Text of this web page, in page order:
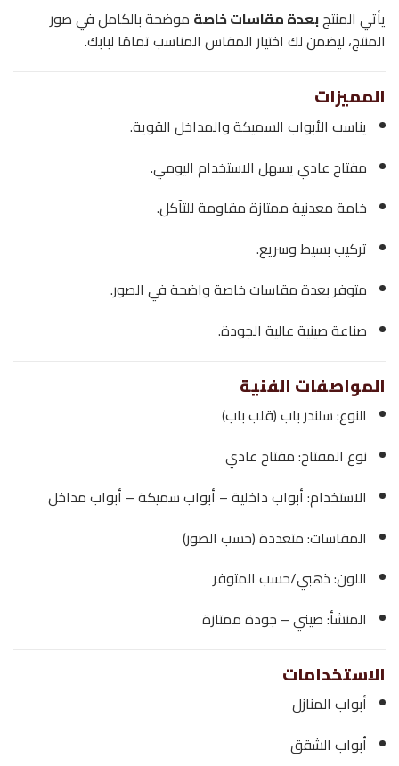
يأتي المنتجبعدة مقاسات خاصة موضحة بالكامل في صور
المنتج، ليضمن لك اختيار المقاس المناسب تمامًا لبابك.
المميزات
يناسب الأبواب السميكة والمداخل القوية.
مفتاح عادي يسهل الاستخدام اليومي.
خامة معدنية ممتازة مقاومة للتآكل.
تركيب بسيط وسريع.
متوفر بعدة مقاسات خاصة واضحة في الصور.
صناعة صينية عالية الجودة.
المواصفات الفنية
النوع: سلندر باب (قلب باب)
نوع المفتاح: مفتاح عادي
الاستخدام: أبواب داخلية – أبواب سميكة – أبواب مداخل
المقاسات: متعددة (حسب الصور)
اللون: ذهبي/حسب المتوفر
المنشأ: صيني – جودة ممتازة
الاستخدامات
أبواب المنازل
أبواب الشقق